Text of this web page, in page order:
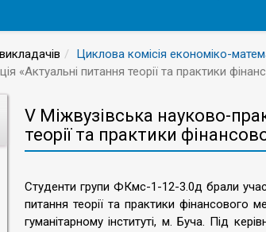
Циклова комісія економіко-
«Актуальні питання теорії та практики
V Міжвузівська науково-
теорії та практики
Студенти групи ФКмс-1-12-3.0д брали
питання теорії та практики фінансового
гуманітарному інституті, м. Буча. Під